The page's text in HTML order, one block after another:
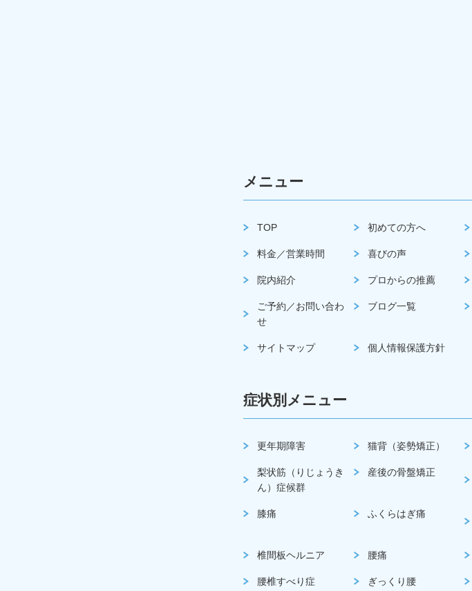
メニュー
TOP 初めての方へ
料金／営業時間 喜びの声
院内紹介 プロからの推薦
ご予約／お問い合わ
せ
ブログ一覧
サイトマップ 個人情報保護方針
症状別メニュー
更年期障害 猫背（姿勢矯正）
梨状筋（りじょうき
ん）症候群
産後の骨盤矯正
膝痛 ふくらはぎ痛
椎間板ヘルニア 腰痛
腰椎すべり症 ぎっくり腰